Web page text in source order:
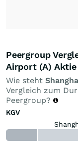
Peergroup
Airport (A) Aktie
Wie steht
Vergleich zum
Peergroup?
KGV